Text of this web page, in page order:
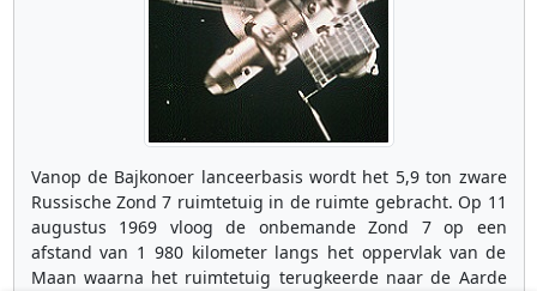
Vanop de Bajkonoer lanceerbasis wordt het 5,9 ton zware
Russische Zond 7 ruimtetuig in de ruimte gebracht. Op 11
augustus 1969 vloog de onbemande Zond 7 op een
afstand van 1 980 kilometer langs het oppervlak van de
Maan waarna het ruimtetuig terugkeerde naar de Aarde